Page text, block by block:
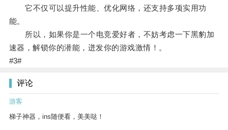
它不仅可以提升性能、优化网络，还支持多项实用功
能。
所以，如果你是一个电竞爱好者，不妨考虑一下黑豹加
速器，解锁你的潜能，迸发你的游戏激情！。
#3#
评论
游客
梯子神器，ins随便看，美美哒！